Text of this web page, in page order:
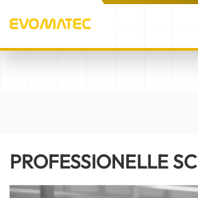
PROFESSIONELLE
PROFESSIONELLE